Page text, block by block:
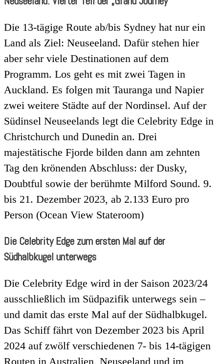
Die 13-tägige Route ab/bis Sydney hat nur ein
Land als Ziel: Neuseeland. Dafür stehen hier
aber sehr viele Destinationen auf dem
Programm. Los geht es mit zwei Tagen in
Auckland. Es folgen mit Tauranga und Napier
zwei weitere Städte auf der Nordinsel. Auf der
Südinsel Neuseelands legt die Celebrity Edge in
Christchurch und Dunedin an. Drei
majestätische Fjorde bilden dann am zehnten
Tag den krönenden Abschluss: der Dusky,
Doubtful sowie der berühmte Milford Sound. 9.
bis 21. Dezember 2023, ab 2.133 Euro pro
Person (Ocean View Stateroom)
Die Celebrity Edge zum ersten Mal auf der
Südhalbkugel unterwegs
Die Celebrity Edge wird in der Saison 2023/24
ausschließlich im Südpazifik unterwegs sein –
und damit das erste Mal auf der Südhalbkugel.
Das Schiff fährt von Dezember 2023 bis April
2024 auf zwölf verschiedenen 7- bis 14-tägigen
Routen in Australien, Neuseeland und im